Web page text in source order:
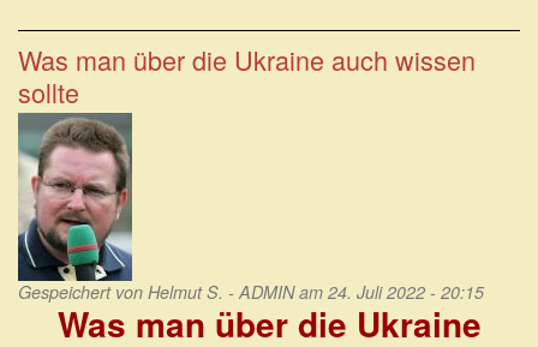
und
Kontrollwahn
durch
Was man über die Ukraine auch wissen
sollte
Gespeichert von Helmut S. - ADMINam 24. Juli 2022 - 20:15
Was man über die Ukraine